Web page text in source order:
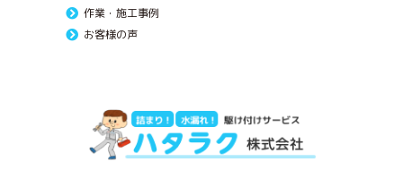
作業・施工事例
お客様の声